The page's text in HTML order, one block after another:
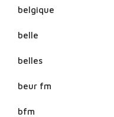
belgique
belle
belles
beur fm
bfm